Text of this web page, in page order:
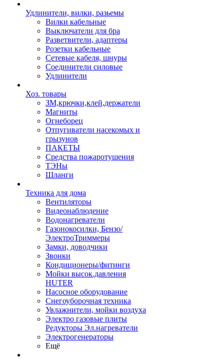
Удлинители, вилки, разьемы
Вилки кабельные
Выключатели для бра
Разветвители, адаптеры
Розетки кабельные
Сетевые кабеля, шнуры
Соединители силовые
Удлинители
Хоз. товары
ЗМ,крючки,клей,держатели
Магниты
Огнеборец
Отпугиватели насекомых и
грызунов
ПАКЕТЫ
Средства пожаротушения
ТЭНы
Шланги
Техника для дома
Вентиляторы
Видеонаблюдение
Водонагреватели
Газонокосилки, Бензо/
ЭлектроТриммеры
Замки, доводчики
Звонки
Кондиционеры/фитинги
Мойки высок.давления
HUTER
Насосное оборудование
Снегоуборочная техника
Увлажнители, мойки воздуха
Электро газовые плиты
Редукторы Эл.нагреватели
Электрогенераторы
Ещё